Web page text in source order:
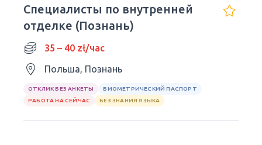
Специалисты по внутренней
отделке (Познань)
35 – 40 zł/час
Польша, Познань
ОТКЛИК БЕЗ АНКЕТЫ
БИОМЕТРИЧЕСКИЙ ПАСПОРТ
РАБОТА НА СЕЙЧАС
БЕЗ ЗНАНИЯ ЯЗЫКА